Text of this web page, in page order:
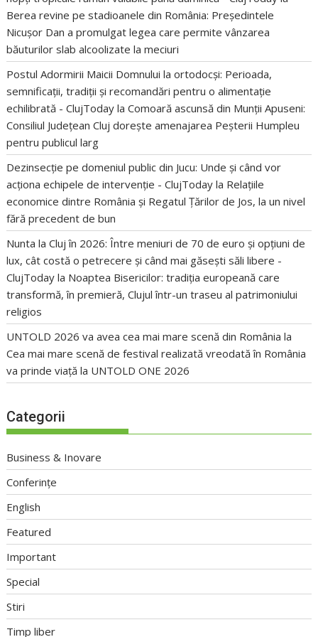
Berea revine pe stadioanele din România: Președintele
Nicușor Dan a promulgat legea care permite vânzarea
băuturilor slab alcoolizate la meciuri
Postul Adormirii Maicii Domnului la ortodocși: Perioada,
semnificații, tradiții și recomandări pentru o alimentație
echilibrată - ClujToday laComoară ascunsă din Munții Apuseni:
Consiliul Județean Cluj dorește amenajarea Peșterii Humpleu
pentru publicul larg
Dezinsecție pe domeniul public din Jucu: Unde și când vor
acționa echipele de intervenție - ClujToday la Relațiile
economice dintre România și Regatul Țărilor de Jos, la un nivel
fără precedent de bun
Nunta la Cluj în 2026: Între meniuri de 70 de euro și opțiuni de
lux, cât costă o petrecere și când mai găsești săli libere -
ClujToday la Noaptea Bisericilor: tradiția europeană care
transformă, în premieră, Clujul într-un traseu al patrimoniului
religios
UNTOLD 2026 va avea cea mai mare scenă din România la
Cea mai mare scenă de festival realizată vreodată în România
va prinde viață la UNTOLD ONE 2026
Categorii
Business & Inovare
Conferințe
English
Featured
Important
Special
Stiri
Timp liber